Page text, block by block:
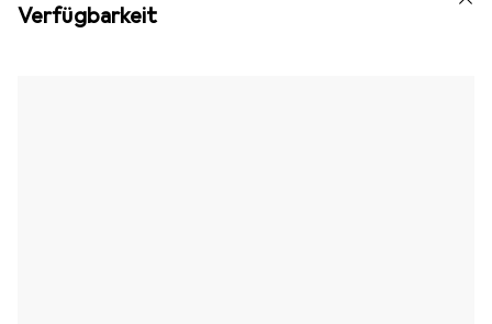
Verfügbarkeit